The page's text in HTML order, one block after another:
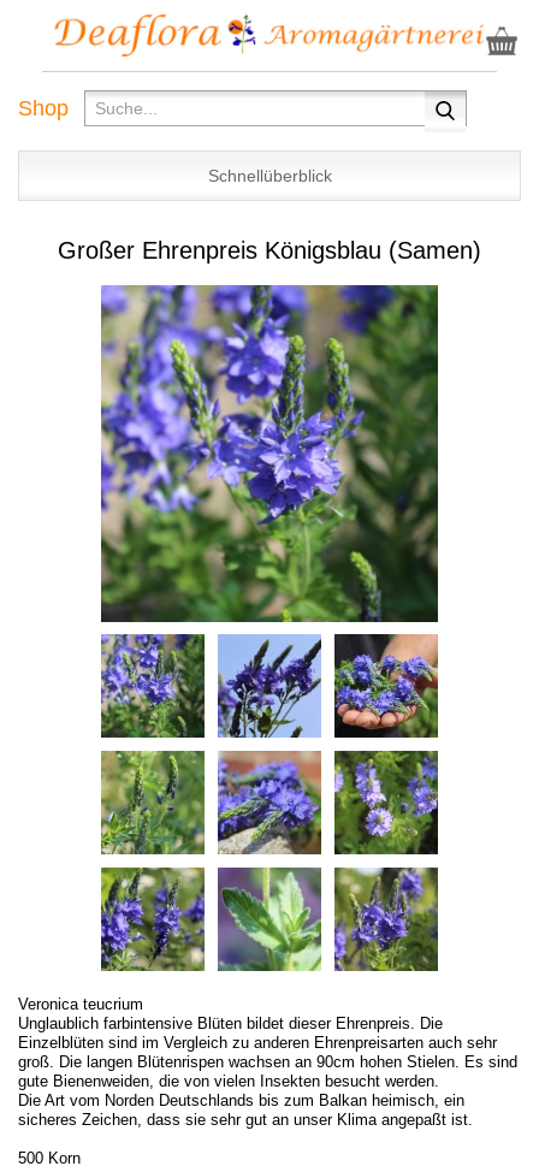
Shop
Schnellüberblick
Großer Ehrenpreis Königsblau (Samen)
Veronica teucrium
Unglaublich farbintensive Blüten bildet dieser Ehrenpreis. Die
Einzelblüten sind im Vergleich zu anderen Ehrenpreisarten auch sehr
groß. Die langen Blütenrispen wachsen an 90cm hohen Stielen. Es sind
gute Bienenweiden, die von vielen Insekten besucht werden.
Die Art vom Norden Deutschlands bis zum Balkan heimisch, ein
sicheres Zeichen, dass sie sehr gut an unser Klima angepaßt ist.
500 Korn